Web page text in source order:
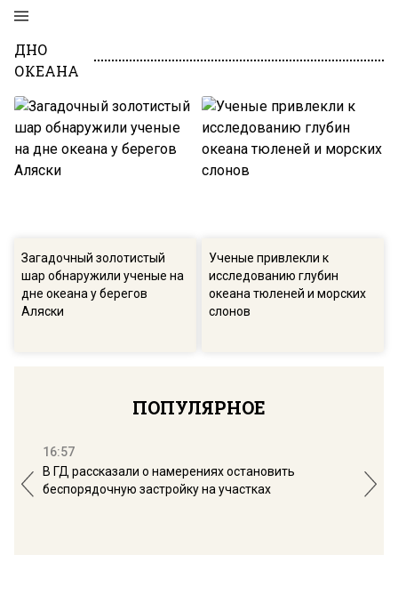
ДНО
ОКЕАНА
Загадочный золотистый
шар обнаружили ученые на
дне океана у берегов
Аляски
Ученые привлекли к
исследованию глубин
океана тюленей и морских
слонов
ПОПУЛЯРНОЕ
16:57
В ГД рассказали о намерениях остановить
беспорядочную застройку на участках